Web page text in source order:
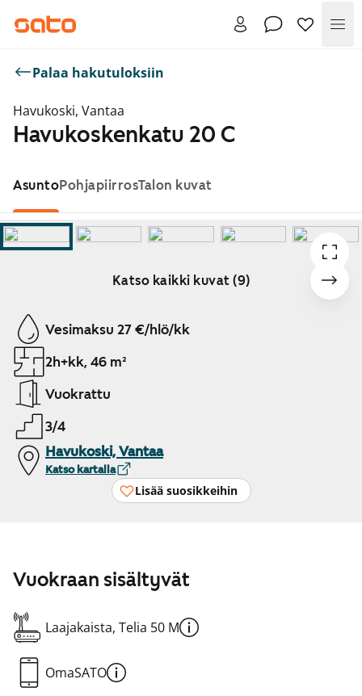
Palaa hakutuloksiin
Havukoski, Vantaa
Havukoskenkatu 20 C
AsuntoPohjapiirrosTalon kuvat
Katso kaikki kuvat (9)
Näytetään dia 1 / 9
Vesimaksu 27 €/hlö/kk
2h+kk, 46 m²
Vuokrattu
3/4
Havukoski, Vantaa
Katso kartalla
Lisää suosikkeihin
Vuokraan sisältyvät
Laajakaista, Telia 50 M
OmaSATO